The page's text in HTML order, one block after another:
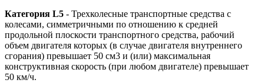
Категория L5 - Трехколесные транспортные средства с
колесами, симметричными по отношению к средней
продольной плоскости транспортного средства, рабочий
объем двигателя которых (в случае двигателя внутреннего
сгорания) превышает 50 см3 и (или) максимальная
конструктивная скорость (при любом двигателе) превышает
50 км/ч.